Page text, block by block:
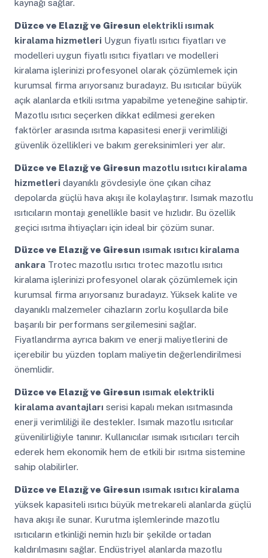
kaynağı sağlar.
Düzce ve Elazığ ve Giresun elektrikli ısımak
kiralama hizmetleriUygun fiyatlı ısıtıcı fiyatları ve
modelleri uygun fiyatlı ısıtıcı fiyatları ve modelleri
kiralama işlerinizi profesyonel olarak çözümlemek için
kurumsal firma arıyorsanız buradayız. Bu ısıtıcılar büyük
açık alanlarda etkili ısıtma yapabilme yeteneğine sahiptir.
Mazotlu ısıtıcı seçerken dikkat edilmesi gereken
faktörler arasında ısıtma kapasitesi enerji verimliliği
güvenlik özellikleri ve bakım gereksinimleri yer alır.
Düzce ve Elazığ ve Giresun mazotlu ısıtıcı kiralama
hizmetleridayanıklı gövdesiyle öne çıkan cihaz
depolarda güçlü hava akışı ile kolaylaştırır. Isımak mazotlu
ısıtıcıların montajı genellikle basit ve hızlıdır. Bu özellik
geçici ısıtma ihtiyaçları için ideal bir çözüm sunar.
Düzce ve Elazığ ve Giresun ısımak ısıtıcı kiralama
ankaraTrotec mazotlu ısıtıcı trotec mazotlu ısıtıcı
kiralama işlerinizi profesyonel olarak çözümlemek için
kurumsal firma arıyorsanız buradayız. Yüksek kalite ve
dayanıklı malzemeler cihazların zorlu koşullarda bile
başarılı bir performans sergilemesini sağlar.
Fiyatlandırma ayrıca bakım ve enerji maliyetlerini de
içerebilir bu yüzden toplam maliyetin değerlendirilmesi
önemlidir.
Düzce ve Elazığ ve Giresun ısımak elektrikli
kiralama avantajlarıserisi kapalı mekan ısıtmasında
enerji verimliliği ile destekler. Isımak mazotlu ısıtıcılar
güvenilirliğiyle tanınır. Kullanıcılar ısımak ısıtıcıları tercih
ederek hem ekonomik hem de etkili bir ısıtma sistemine
sahip olabilirler.
Düzce ve Elazığ ve Giresun ısımak ısıtıcı kiralama
yüksek kapasiteli ısıtıcı büyük metrekareli alanlarda güçlü
hava akışı ile sunar. Kurutma işlemlerinde mazotlu
ısıtıcıların etkinliği nemin hızlı bir şekilde ortadan
kaldırılmasını sağlar. Endüstriyel alanlarda mazotlu